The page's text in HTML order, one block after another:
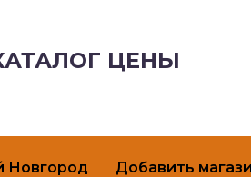
ЦЕНЫ
Новгород Добавить